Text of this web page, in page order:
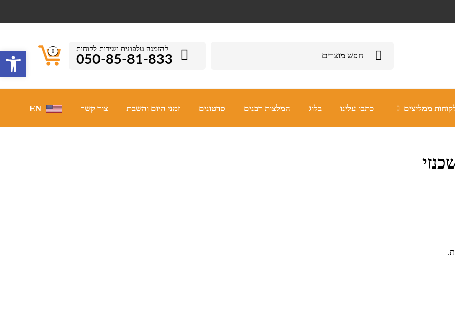
להזמנה טלפונית ושירות לקוחות
050-85-81-833
0
ממליצים כתבו עלינו בלוג המלצות רבנים סרטונים זמני היום והשבת צור קשר EN
פתח